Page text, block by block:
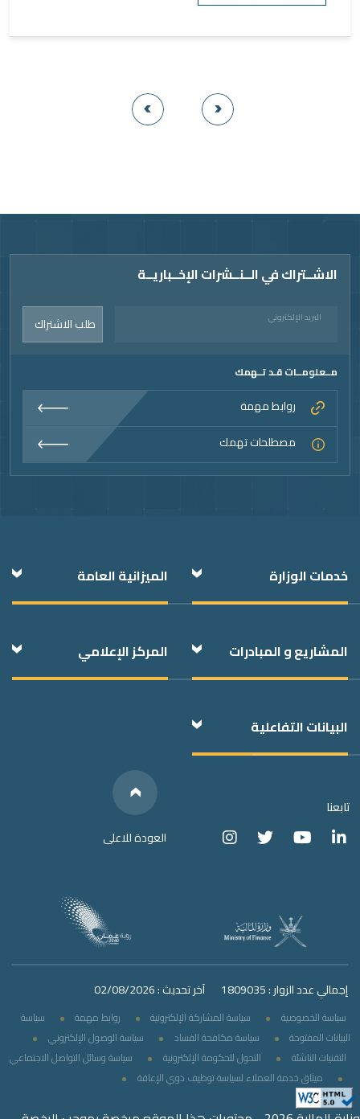
Video
الاشــتراك في الــنــشرات الإخــباريــة
البريد الإلكتروني طلب الاشتراك
مــعلومــات قـد تــهمك
روابط مهمة
مصطلحات تهمك
خدمات الوزارة الميزانية العامة
المشاريع و المبادرات المركز الإعلامي
البيانات التفاعلية
العودة للاعلى
Below
We have
Social Media
Links
تابعنا
إجمالي عدد الزوار : 1809035 آخر تحديث : 02/08/2026
سياسة الخصوصية سياسة المشاركة الإلكترونية روابط مهمة
سياسة
البيانات المفتوحة
سياسة مكافحة الفساد
سياسة الوصول الإلكتروني
التقنيات الناشئة
التحول للحكومة الإلكترونية
سياسة وسائل التواصل الاجتماعي
ميثاق خدمة العملاء لسياسة توظيف ذوي الإعاقة